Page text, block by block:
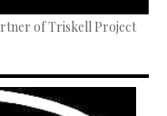
of Triskell Project